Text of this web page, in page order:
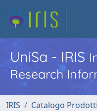
UniSa - IRIS
Research
IRIS
Catalogo